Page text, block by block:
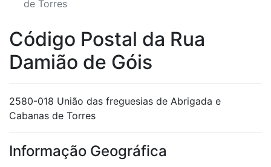
de Torres
Código Postal da Rua
Damião de Góis
2580-018 União das freguesias de Abrigada e
Cabanas de Torres
Informação Geográfica